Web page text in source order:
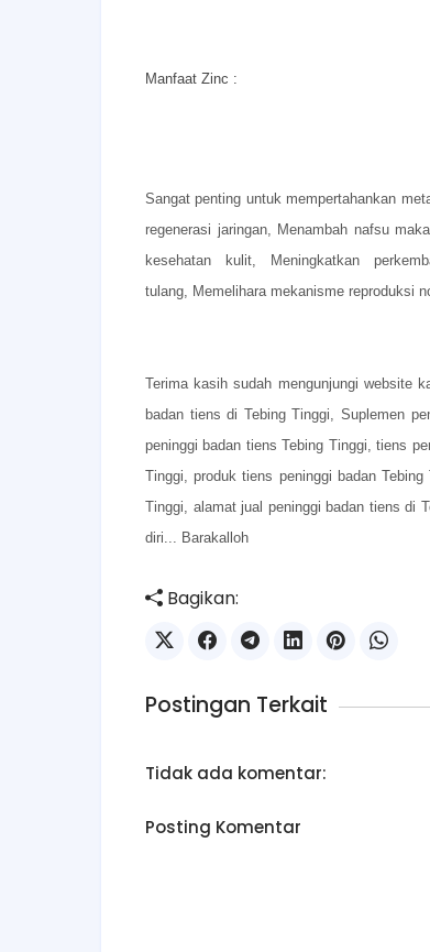
Manfaat Zinc :
Sangat penting untuk mempertahankan
regenerasi jaringan, Menambah nafsu
kesehatan kulit,
Meningkatkan
tulang, Memelihara mekanisme reproduksi
Terima kasih sudah mengunjungi website
badan tiens di Tebing Tinggi, Suplemen
peninggi badan tiens Tebing Tinggi, tiens
Tinggi, produk tiens peninggi badan
Tinggi, alamat jual peninggi badan tiens di
diri... Barakalloh
Bagikan:
Postingan Terkait
Tidak ada komentar:
Posting Komentar